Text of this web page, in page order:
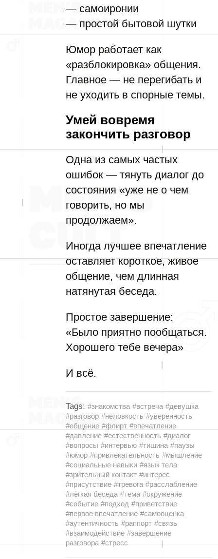
— самоиронии
— простой бытовой шутки
Юмор работает как
«разблокировка» общения.
Главное — не перегибать и
не уходить в спорные темы.
Умей вовремя
закончить разговор
Одна из самых частых
ошибок — тянуть диалог до
состояния «уже не о чем
говорить, но мы
продолжаем».
Иногда лучшее впечатление
оставляет короткое, живое
общение, чем длинная
натянутая беседа.
Простое завершение:
«Было приятно пообщаться.
Хорошего тебе вечера»
И всё.
Tags: #знакомства #встреча #девушка
#разговор #неловкость #уверенность
#общение #флирт #впечатление
#давление #естественность #диалог
#вопросы #интервью #тишина #паузы
#юмор #привлекательность #мышление
#социальные навыки #язык тела
#зрительный контакт #интерес
#присутствие #тревога #расслабление
#лёгкая беседа #тема #окружение
#событие #подход #приветствие
#первое впечатление #самооценка
#аутентичность #раппорт #связь
#взаимодействие #завершение
разговора #стресс